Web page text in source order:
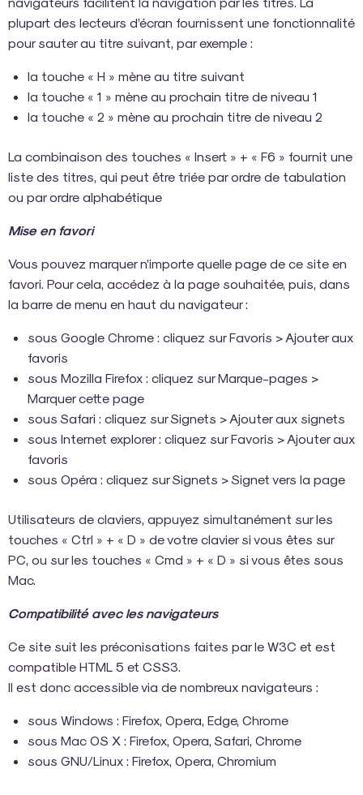
plupart des lecteurs d’écran fournissent une fonctionnalité
pour sauter au titre suivant, par exemple :
la touche « H » mène au titre suivant
la touche « 1 » mène au prochain titre de niveau 1
la touche « 2 » mène au prochain titre de niveau 2
La combinaison des touches « Insert » + « F6 » fournit une
liste des titres, qui peut être triée par ordre de tabulation
ou par ordre alphabétique
Mise en favori
Vous pouvez marquer n’importe quelle page de ce site en
favori. Pour cela, accédez à la page souhaitée, puis, dans
la barre de menu en haut du navigateur :
sous Google Chrome : cliquez sur Favoris > Ajouter aux
favoris
sous Mozilla Firefox : cliquez sur Marque-pages >
Marquer cette page
sous Safari : cliquez sur Signets > Ajouter aux signets
sous Internet explorer : cliquez sur Favoris > Ajouter aux
favoris
sous Opéra : cliquez sur Signets > Signet vers la page
Utilisateurs de claviers, appuyez simultanément sur les
touches « Ctrl » + « D » de votre clavier si vous êtes sur
PC, ou sur les touches « Cmd » + « D » si vous êtes sous
Mac.
Compatibilité avec les navigateurs
Ce site suit les préconisations faites par le W3C et est
compatible HTML 5 et CSS3.
Il est donc accessible via de nombreux navigateurs :
sous Windows : Firefox, Opera, Edge, Chrome
sous Mac OS X : Firefox, Opera, Safari, Chrome
sous GNU/Linux : Firefox, Opera, Chromium